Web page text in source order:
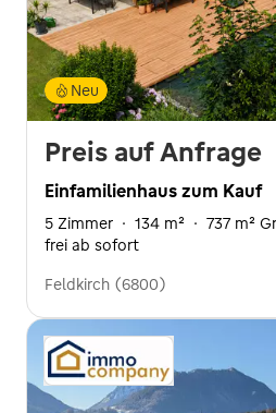
Neu
Preis auf Anfrage
Einfamilienhaus zum Kauf
5 Zimmer · 134 m² · 737 m²
frei ab sofort
Feldkirch (6800)